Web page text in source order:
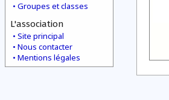
Groupes et classes
L'association
Site principal
Nous contacter
Mentions légales